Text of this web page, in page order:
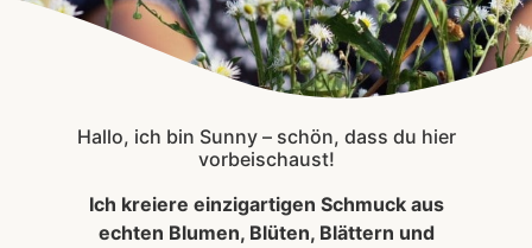
Hallo, ich bin Sunny – schön, dass du hier
vorbeischaust!
Ich kreiere einzigartigen Schmuck aus
echten Blumen, Blüten, Blättern und